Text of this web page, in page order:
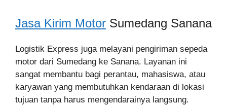
Jasa Kirim Motor Sumedang Sanana
Logistik Express juga melayani pengiriman sepeda
motor dari Sumedang ke Sanana. Layanan ini
sangat membantu bagi perantau, mahasiswa, atau
karyawan yang membutuhkan kendaraan di lokasi
tujuan tanpa harus mengendarainya langsung.